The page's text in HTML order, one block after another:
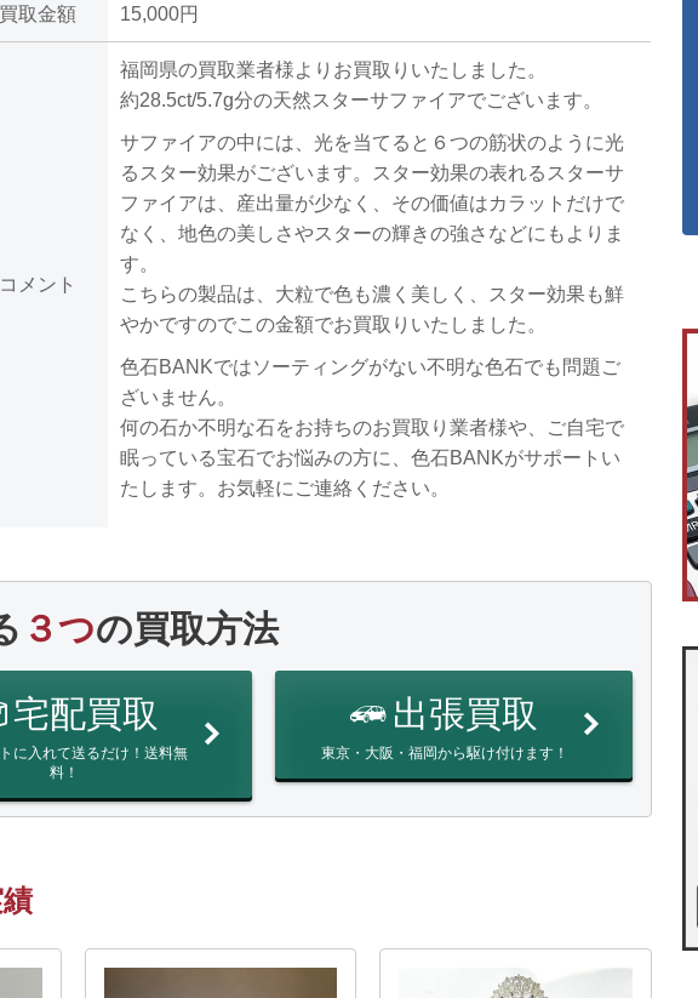
買取金額 15,000円
コメント
福岡県の買取業者様よりお買取りいたしました。
約28.5ct/5.7g分の天然スターサファイアでございます。
サファイアの中には、光を当てると６つの筋状のように光
るスター効果がございます。スター効果の表れるスターサ
ファイアは、産出量が少なく、その価値はカラットだけで
なく、地色の美しさやスターの輝きの強さなどにもよりま
す。
こちらの製品は、大粒で色も濃く美しく、スター効果も鮮
やかですのでこの金額でお買取りいたしました。
色石BANKではソーティングがない不明な色石でも問題ご
ざいません。
何の石か不明な石をお持ちのお買取り業者様や、ご自宅で
眠っている宝石でお悩みの方に、色石BANKがサポートい
たします。お気軽にご連絡ください。
３つの買取方法
宅配買取
に入れて送るだけ！送料無
料！
出張買取
東京・大阪・福岡から駆け付けます！